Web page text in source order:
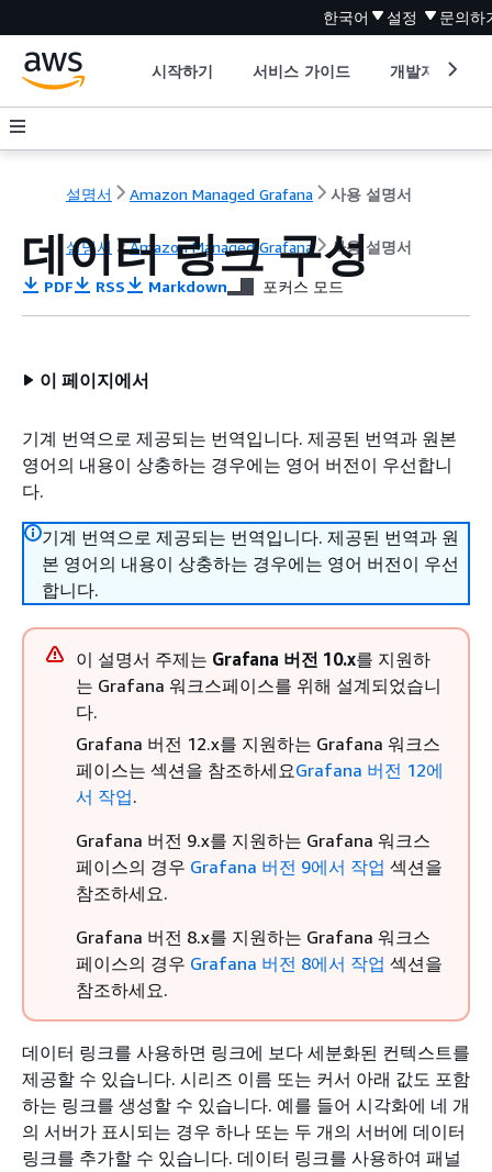
한국어 설정 문의하
시작하기 서비스 가이드 개발자 도구
설명서 Amazon Managed Grafana 사용 설명서
설명서 Amazon Managed Grafana 사용 설명서
데이터 링크 구성
PDF RSS Markdown 포커스 모드
이 페이지에서
기계 번역으로 제공되는 번역입니다. 제공된 번역과 원본
영어의 내용이 상충하는 경우에는 영어 버전이 우선합니
다.
기계 번역으로 제공되는 번역입니다. 제공된 번역과 원
본 영어의 내용이 상충하는 경우에는 영어 버전이 우선
합니다.
이 설명서 주제는 Grafana 버전 10.x를 지원하
는 Grafana 워크스페이스를 위해 설계되었습니
다.
Grafana 버전 12.x를 지원하는 Grafana 워크스
페이스는 섹션을 참조하세요Grafana 버전 12에
서 작업.
Grafana 버전 9.x를 지원하는 Grafana 워크스
페이스의 경우 Grafana 버전 9에서 작업 섹션을
참조하세요.
Grafana 버전 8.x를 지원하는 Grafana 워크스
페이스의 경우 Grafana 버전 8에서 작업 섹션을
참조하세요.
데이터 링크를 사용하면 링크에 보다 세분화된 컨텍스트를
제공할 수 있습니다. 시리즈 이름 또는 커서 아래 값도 포함
하는 링크를 생성할 수 있습니다. 예를 들어 시각화에 네 개
의 서버가 표시되는 경우 하나 또는 두 개의 서버에 데이터
링크를 추가할 수 있습니다. 데이터 링크를 사용하여 패널